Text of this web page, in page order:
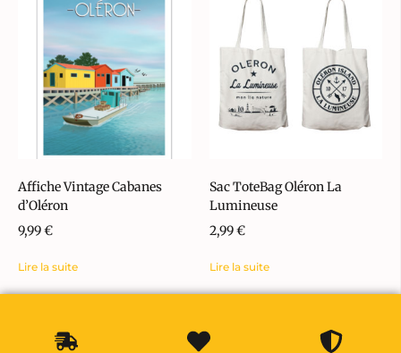
Affiche Vintage Cabanes
d’Oléron
9,99€
Lire la suite
Sac ToteBag Oléron La
Lumineuse
2,99€
Lire la suite